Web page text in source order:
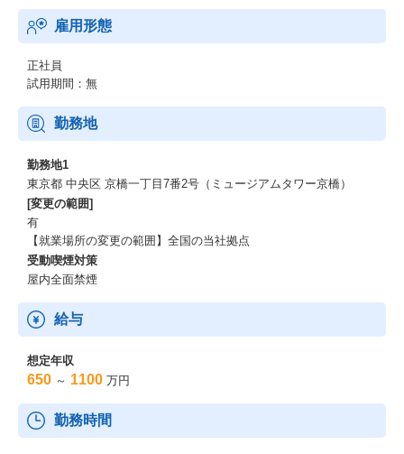
雇用形態
正社員
試用期間：無
勤務地
勤務地1
東京都 中央区 京橋一丁目7番2号（ミュージアムタワー京橋）
[変更の範囲]
有
【就業場所の変更の範囲】全国の当社拠点
受動喫煙対策
屋内全面禁煙
給与
想定年収
650 ～ 1100 万円
勤務時間